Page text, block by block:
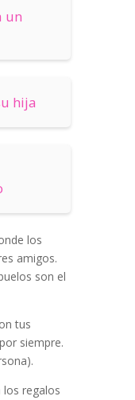
un
hija
los
amigos.
son el
tus
siempre.
los regalos